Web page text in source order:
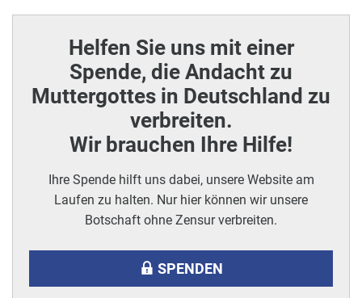
Helfen Sie uns mit einer
Spende, die Andacht zu
Muttergottes in Deutschland zu
verbreiten.
Wir brauchen Ihre Hilfe!
Ihre Spende hilft uns dabei, unsere Website am
Laufen zu halten. Nur hier können wir unsere
Botschaft ohne Zensur verbreiten.
SPENDEN